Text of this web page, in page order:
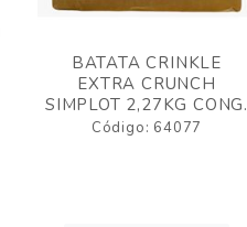
BATATA CRINKLE
EXTRA CRUNCH
SIMPLOT 2,27KG CONG.
Código: 64077